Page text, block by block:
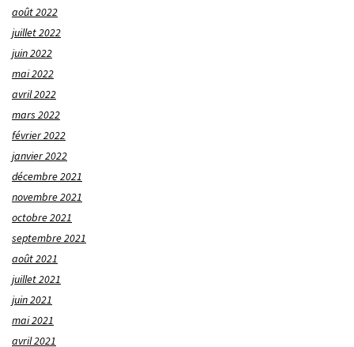
août 2022
juillet 2022
juin 2022
mai 2022
avril 2022
mars 2022
février 2022
janvier 2022
décembre 2021
novembre 2021
octobre 2021
septembre 2021
août 2021
juillet 2021
juin 2021
mai 2021
avril 2021